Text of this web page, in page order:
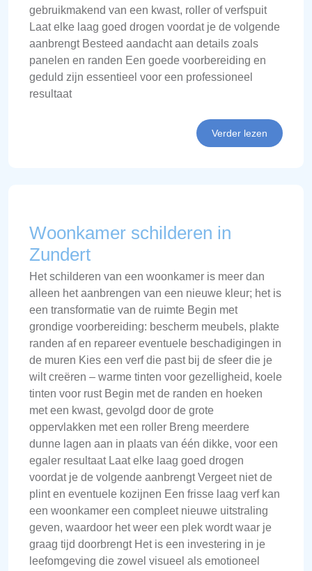
gebruikmakend van een kwast, roller of verfspuit
Laat elke laag goed drogen voordat je de volgende
aanbrengt Besteed aandacht aan details zoals
panelen en randen Een goede voorbereiding en
geduld zijn essentieel voor een professioneel
resultaat
Verder lezen
Woonkamer schilderen in
Zundert
Het schilderen van een woonkamer is meer dan
alleen het aanbrengen van een nieuwe kleur; het is
een transformatie van de ruimte Begin met
grondige voorbereiding: bescherm meubels, plakte
randen af en repareer eventuele beschadigingen in
de muren Kies een verf die past bij de sfeer die je
wilt creëren – warme tinten voor gezelligheid, koele
tinten voor rust Begin met de randen en hoeken
met een kwast, gevolgd door de grote
oppervlakken met een roller Breng meerdere
dunne lagen aan in plaats van één dikke, voor een
egaler resultaat Laat elke laag goed drogen
voordat je de volgende aanbrengt Vergeet niet de
plint en eventuele kozijnen Een frisse laag verf kan
een woonkamer een compleet nieuwe uitstraling
geven, waardoor het weer een plek wordt waar je
graag tijd doorbrengt Het is een investering in je
leefomgeving die zowel visueel als emotioneel